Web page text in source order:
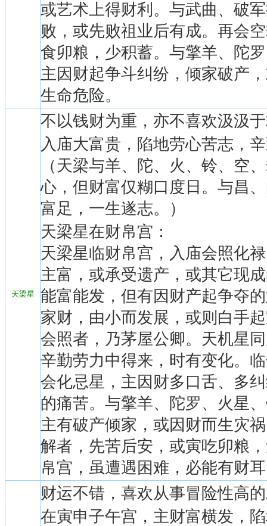
或艺术上得财利。与武曲、破
败，或先败祖业后有成。再会
食卯粮，少积蓄。与擎羊、陀
主因财起争斗纠纷，倾家破产
生命危险。
天梁星
不以钱财为重，亦不喜欢汲汲
入庙大富贵，陷地劳心苦志，
（天梁与羊、陀、火、铃、空
心，但财富仅糊口度日。与昌
富足，一生遂志。）
天梁星在财帛宫：
天梁星临财帛宫，入庙会照化
主富，或承受遗产，或其它现
能富能发，但有因财产起争夺
家财，由小而发展，或则白手
会照者，乃茅屋公卿。天机星
辛勤劳力中得来，时有变化。
会化忌星，主因财多口舌、多
的痛苦。与擎羊、陀罗、火星
主有破产倾家，或因财而生灾
解者，先苦后安，或寅吃卯粮
帛宫，虽遭遇困难，必能有财
财运不错，喜欢从事冒险性高
在寅申子午宫，主财富横发，